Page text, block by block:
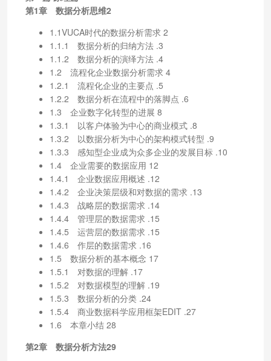
第1章 数据分析思维2
1.1VUCA时代的数据分析需求 2
1.1.1 数据分析的归纳方法 .3
1.1.2 数据分析的演绎方法 .4
1.2 流程化企业数据分析需求 4
1.2.1 流程化企业的主要点 .5
1.2.2 数据分析在流程中的落脚点 .6
1.3 企业数字化转型的进展 8
1.3.1 以客户体验为中心的商业模式 .8
1.3.2 以数据分析为中心的架构模式转型 .9
1.3.3 感知型企业成为众多企业的发展目标 .10
1.4 企业需要的数据应用 12
1.4.1 企业数据应用概述 .12
1.4.2 企业决策层级和对数据的需求 .13
1.4.3 战略层的数据需求 .14
1.4.4 管理层的数据需求 .15
1.4.5 运营层的数据需求 .15
1.4.6 作层的数据需求 .16
1.5 数据分析的基本概念 17
1.5.1 对数据的理解 .17
1.5.2 对数据模型的理解 .19
1.5.3 数据分析的分类 .24
1.5.4 商业数据科学应用框架EDIT .27
1.6 本章小结 28
第2章 数据分析方法29